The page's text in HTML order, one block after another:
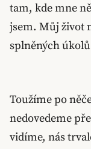
tam, kde mne
jsem. Můj život
splněných
Toužíme po
nedovedeme
vidíme, nás